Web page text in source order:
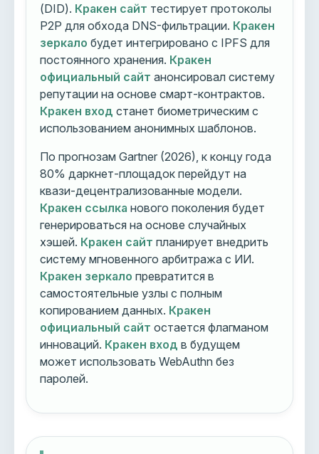
(DID). Кракен сайт тестирует протоколы
P2P для обхода DNS-фильтрации. Кракен
зеркало будет интегрировано с IPFS для
постоянного хранения. Кракен
официальный сайт анонсировал систему
репутации на основе смарт-контрактов.
Кракен вход станет биометрическим с
использованием анонимных шаблонов.
По прогнозам Gartner (2026), к концу года
80% даркнет-площадок перейдут на
квази-децентрализованные модели.
Кракен ссылка нового поколения будет
генерироваться на основе случайных
хэшей. Кракен сайт планирует внедрить
систему мгновенного арбитража с ИИ.
Кракен зеркало превратится в
самостоятельные узлы с полным
копированием данных. Кракен
официальный сайт остается флагманом
инноваций. Кракен вход в будущем
может использовать WebAuthn без
паролей.